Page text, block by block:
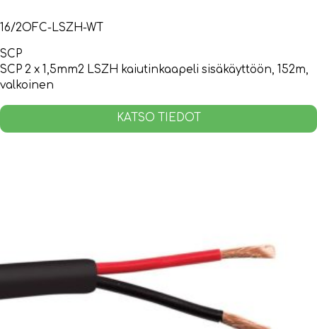
16/2OFC-LSZH-WT
SCP
SCP 2 x 1,5mm2 LSZH kaiutinkaapeli sisäkäyttöön, 152m,
valkoinen
KATSO TIEDOT